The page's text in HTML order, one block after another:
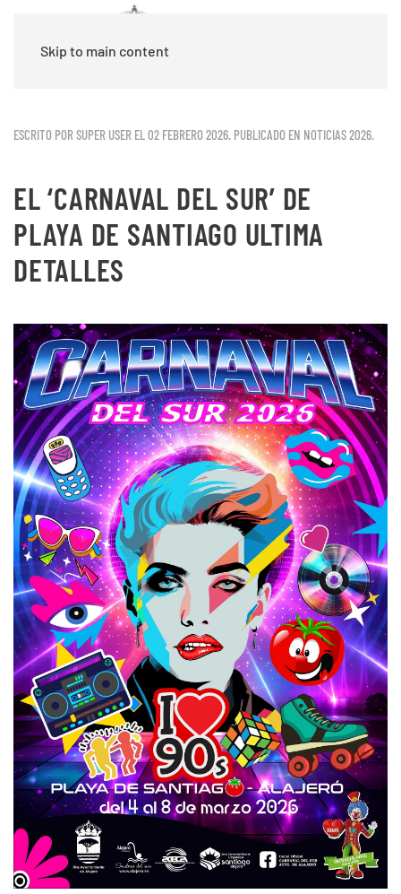
Skip to main content
ESCRITO POR SUPER USER EL02 FEBRERO 2026. PUBLICADO EN NOTICIAS 2026.
EL ‘CARNAVAL DEL SUR’ DE
PLAYA DE SANTIAGO ULTIMA
DETALLES